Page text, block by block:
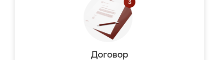
Договор